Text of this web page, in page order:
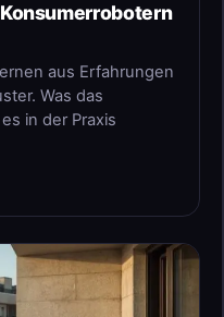
aus Erfahrungen
Was das
in der Praxis